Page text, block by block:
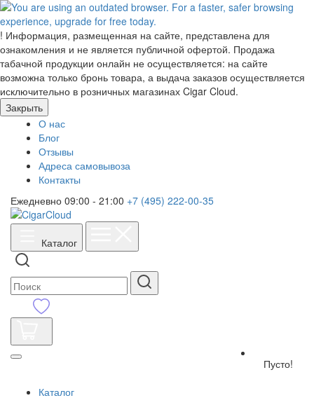
! Информация, размещенная на сайте, представлена для
ознакомления и не является публичной офертой. Продажа
табачной продукции онлайн не осуществляется: на сайте
возможна только бронь товара, а выдача заказов осуществляется
исключительно в розничных магазинах Cigar Cloud.
Закрыть
О нас
Блог
Отзывы
Адреса самовывоза
Контакты
Ежедневно 09:00 - 21:00 +7 (495) 222-00-35
Каталог
Пусто!
Каталог